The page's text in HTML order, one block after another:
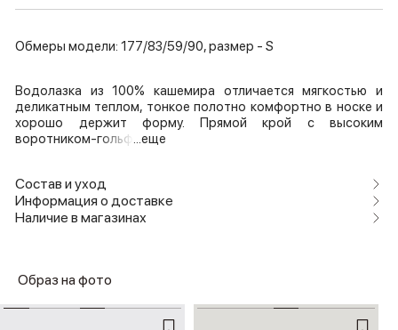
Обмеры модели: 177/83/59/90, размер - S
Водолазка из 100% кашемира отличается мягкостью и
деликатным теплом, тонкое полотно комфортно в носке и
хорошо держит форму. Прямой крой с высоким
воротником-гольф ...еще
Состав и уход
Информация о доставке
Наличие в магазинах
Образ на фото